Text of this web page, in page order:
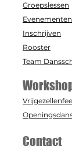
Groepslessen
Evenementen
Inschrijven
Rooster
Team
Contact